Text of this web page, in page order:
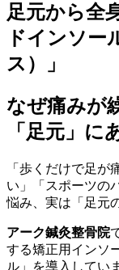
足元から全
ドインソー
ス）」
なぜ痛みが
「足元」に
「歩くだけで足
い」「スポーツの
悩み、実は「足元
アーク鍼灸整骨院
する矯正用インソ
ル」を導入してい